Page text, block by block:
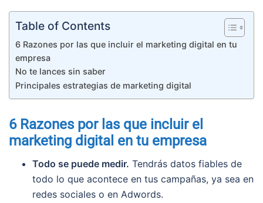
Table of Contents
6 Razones por las que incluir el marketing digital en tu
empresa
No te lances sin saber
Principales estrategias de marketing digital
6 Razones por las que incluir el
marketing digital en tu empresa
Todo se puede medir. Tendrás datos fiables de
todo lo que acontece en tus campañas, ya sea en
redes sociales o en Adwords.